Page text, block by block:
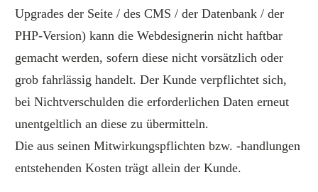
Upgrades der Seite / des CMS / der Datenbank / der
PHP-Version) kann die Webdesignerin nicht haftbar
gemacht werden, sofern diese nicht vorsätzlich oder
grob fahrlässig handelt. Der Kunde verpflichtet sich,
bei Nichtverschulden die erforderlichen Daten erneut
unentgeltlich an diese zu übermitteln.
Die aus seinen Mitwirkungspflichten bzw. -handlungen
entstehenden Kosten trägt allein der Kunde.